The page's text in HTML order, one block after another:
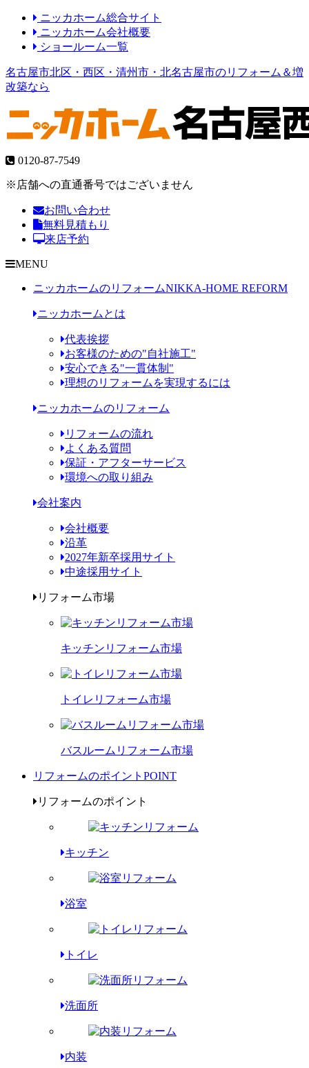
ニッカホーム総合サイト
ニッカホーム会社概要
ショールーム一覧
名古屋市北区・西区・清州市・北名古屋市のリフォーム＆増
改築なら
0120-87-7549
※店舗への直通番号ではございません
お問い合わせ
無料見積もり
来店予約
MENU
ニッカホームのリフォームNIKKA-HOME REFORM
ニッカホームとは
代表挨拶
お客様のための"自社施工"
安心できる"一貫体制"
理想のリフォームを実現するには
ニッカホームのリフォーム
リフォームの流れ
よくある質問
保証・アフターサービス
環境への取り組み
会社案内
会社概要
沿革
2027年新卒採用サイト
中途採用サイト
リフォーム市場
キッチンリフォーム市場
トイレリフォーム市場
バスルームリフォーム市場
リフォームのポイント POINT
リフォームのポイント
キッチン
浴室
トイレ
洗面所
内装